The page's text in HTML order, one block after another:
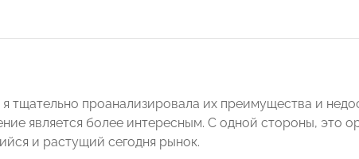
тщательно проанализировала их преимущества и
является более интересным. С одной стороны, это
и растущий сегодня рынок.